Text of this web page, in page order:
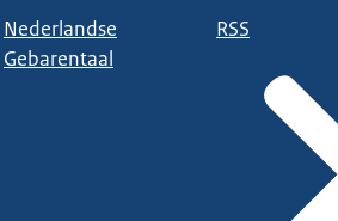
Nederlandse
Gebarentaal
RSS